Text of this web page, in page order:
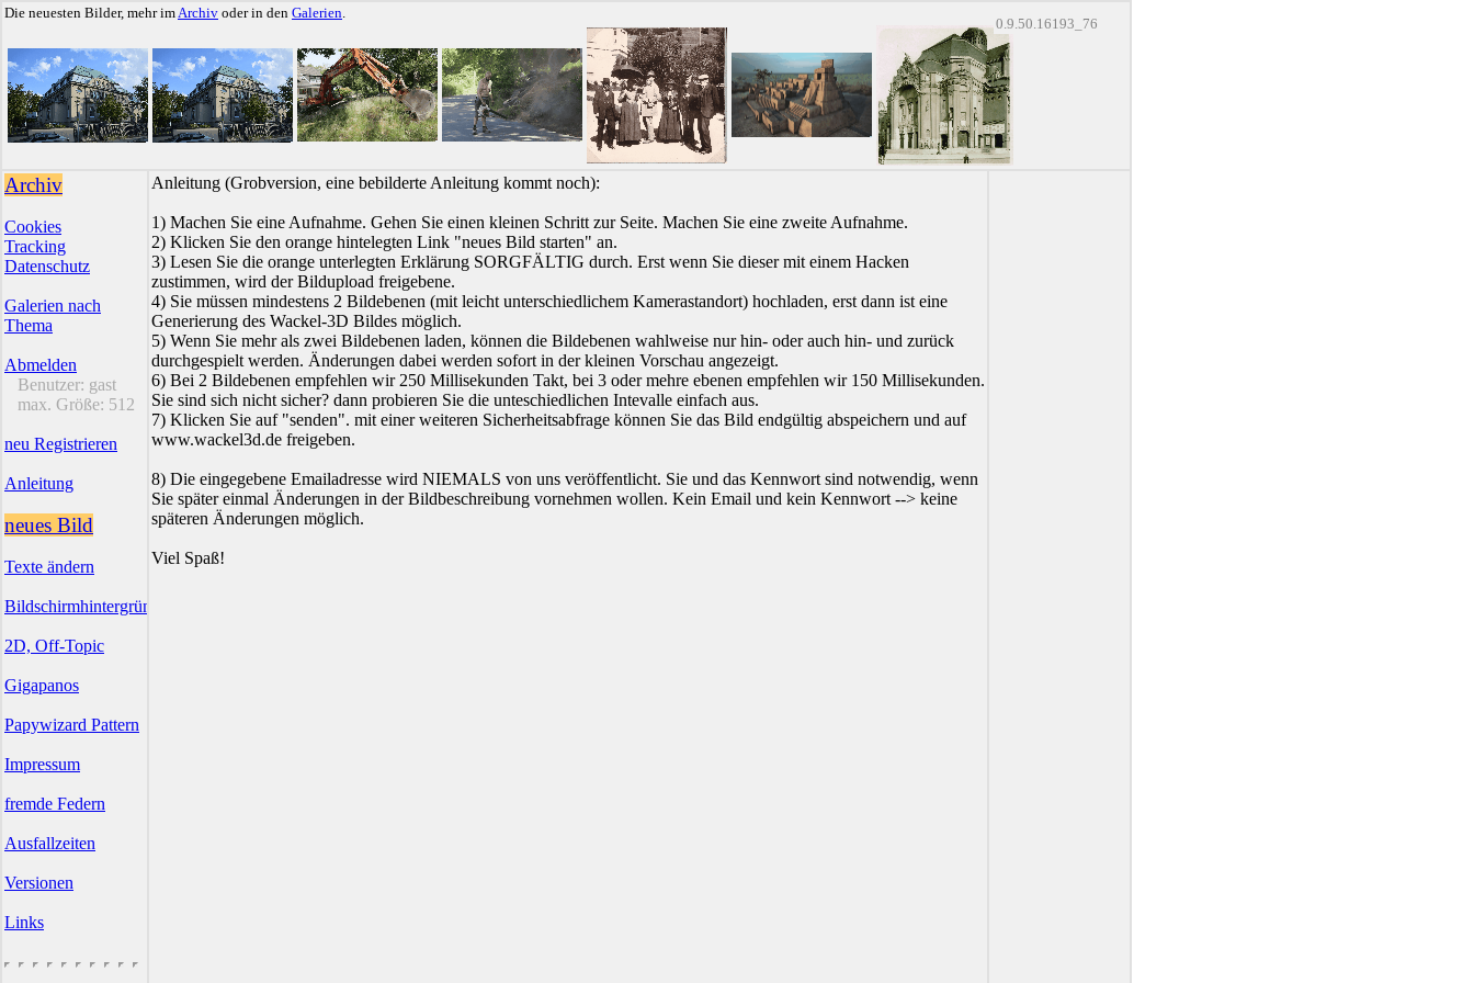
Die neuesten Bilder, mehr imArchiv oder in den Galerien.
0.9.50.16193_76
Archiv
Cookies
Tracking
Datenschutz
Galerien nach
Thema
Abmelden
Benutzer: gast
max. Größe: 512
neu Registrieren
Anleitung
neues Bild
Texte ändern
Bildschirmhintergründe
2D, Off-Topic
Gigapanos
Papywizard Pattern
Impressum
fremde Federn
Ausfallzeiten
Versionen
Links
Anleitung (Grobversion, eine bebilderte Anleitung kommt noch):
1) Machen Sie eine Aufnahme. Gehen Sie einen kleinen Schritt zur Seite. Machen Sie eine zweite Aufnahme.
2) Klicken Sie den orange hintelegten Link "neues Bild starten" an.
3) Lesen Sie die orange unterlegten Erklärung SORGFÄLTIG durch. Erst wenn Sie dieser mit einem Hacken
zustimmen, wird der Bildupload freigebene.
4) Sie müssen mindestens 2 Bildebenen (mit leicht unterschiedlichem Kamerastandort) hochladen, erst dann ist eine
Generierung des Wackel-3D Bildes möglich.
5) Wenn Sie mehr als zwei Bildebenen laden, können die Bildebenen wahlweise nur hin- oder auch hin- und zurück
durchgespielt werden. Änderungen dabei werden sofort in der kleinen Vorschau angezeigt.
6) Bei 2 Bildebenen empfehlen wir 250 Millisekunden Takt, bei 3 oder mehre ebenen empfehlen wir 150 Millisekunden.
Sie sind sich nicht sicher? dann probieren Sie die unteschiedlichen Intevalle einfach aus.
7) Klicken Sie auf "senden". mit einer weiteren Sicherheitsabfrage können Sie das Bild endgültig abspeichern und auf
www.wackel3d.de freigeben.
8) Die eingegebene Emailadresse wird NIEMALS von uns veröffentlicht. Sie und das Kennwort sind notwendig, wenn
Sie später einmal Änderungen in der Bildbeschreibung vornehmen wollen. Kein Email und kein Kennwort --> keine
späteren Änderungen möglich.
Viel Spaß!